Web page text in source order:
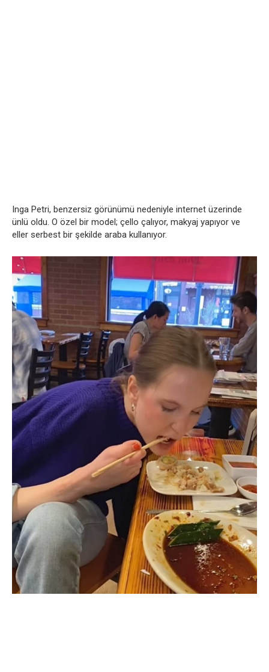
Inga Petri, benzersiz görünümü nedeniyle internet üzerinde
ünlü oldu. O özel bir model; çello çalıyor, makyaj yapıyor ve
eller serbest bir şekilde araba kullanıyor.